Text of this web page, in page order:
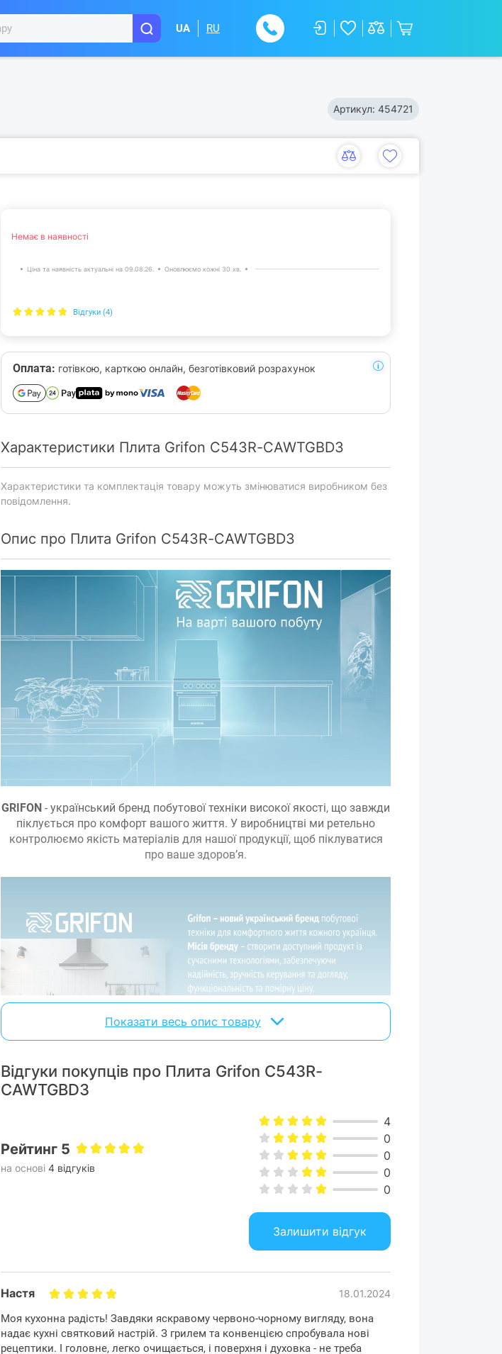
UA RU
Артикул: 454721
Немає в наявності
Ціна та наявність актуальні на 09.08.26. Оновлюємо кожні 30 хв.
Відгуки (4)
Оплата: готівкою, карткою онлайн, безготівковий розрахунок
Характеристики Плита Grifon C543R-CAWTGBD3
Характеристики та комплектація товару можуть змінюватися виробником без
повідомлення.
Опис про Плита Grifon C543R-CAWTGBD3
GRIFON - український бренд побутової техніки високої якості, що завжди
піклується про комфорт вашого життя. У виробництві ми ретельно
контролюємо якість матеріалів для нашої продукції, щоб піклуватися
про ваше здоров’я.
процес виробництва суворо контролюється, якість продукції бренду
підтверджено сертифікатами Європи та України.
Показати весь опис товару
Відгуки покупців про Плита Grifon C543R-
CAWTGBD3
Рейтинг 5
на основі 4 відгуків
4
0
0
0
0
Залишити відгук
Настя 18.01.2024
Моя кухонна радість! Завдяки яскравому червоно-чорному вигляду, вона
надає кухні святковий настрій. З грилем та конвенцією спробувала нові
рецептики. І головне, легко очищається, і поверхня і духовка - не треба